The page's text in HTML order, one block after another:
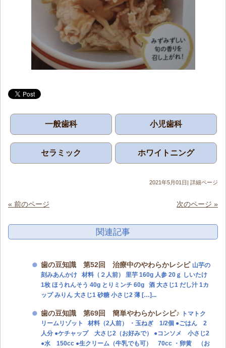
一般歯科 小児歯科
セラミック ホワイトニング
2021年5月01日| 詳細ページ
« 前のページ 次のページ »
関連記事
歯の豆知識 第52回 治療中のやわらかレシピ 山芋の
刻みあんかけ 材料（２人前） 里芋 160g 人参 20ｇ しいたけ
1枚 ほうれんそう 40g とりミンチ 60g 酒 大さじ1 だし汁 1カ
ップ みりん 大さじ1 砂糖 小さじ2 薄 […]...
歯の豆知識 第69回 簡単やわらかレシピ♪ トマトク
リームリゾット 材料（2人前） ・玉ねぎ 1/2個 ●ごはん 2
人分 ●ケチャップ 大さじ2（お好みで） ●コンソメ 小さじ2
●水 150cc ●生クリーム（牛乳でも可） 70cc ・卵黄 （お